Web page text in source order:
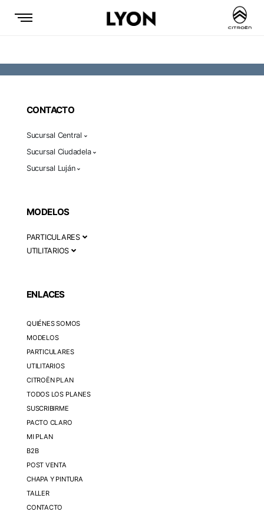
CONTACTO
Sucursal Central
Sucursal Ciudadela
Sucursal Luján
MODELOS
PARTICULARES
UTILITARIOS
ENLACES
QUIÉNES SOMOS
MODELOS
PARTICULARES
UTILITARIOS
CITROËN PLAN
TODOS LOS PLANES
SUSCRIBIRME
PACTO CLARO
MI PLAN
B2B
POST VENTA
CHAPA Y PINTURA
TALLER
CONTACTO